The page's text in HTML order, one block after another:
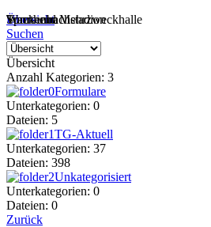
Sportheim
Turn- und Mehrzweckhalle
Wackenbachstadion
Übersicht
Suchen
Übersicht
Anzahl Kategorien: 3
Formulare
Unterkategorien: 0
Dateien: 5
TG-Aktuell
Unterkategorien: 37
Dateien: 398
Unkategorisiert
Unterkategorien: 0
Dateien: 0
Zurück